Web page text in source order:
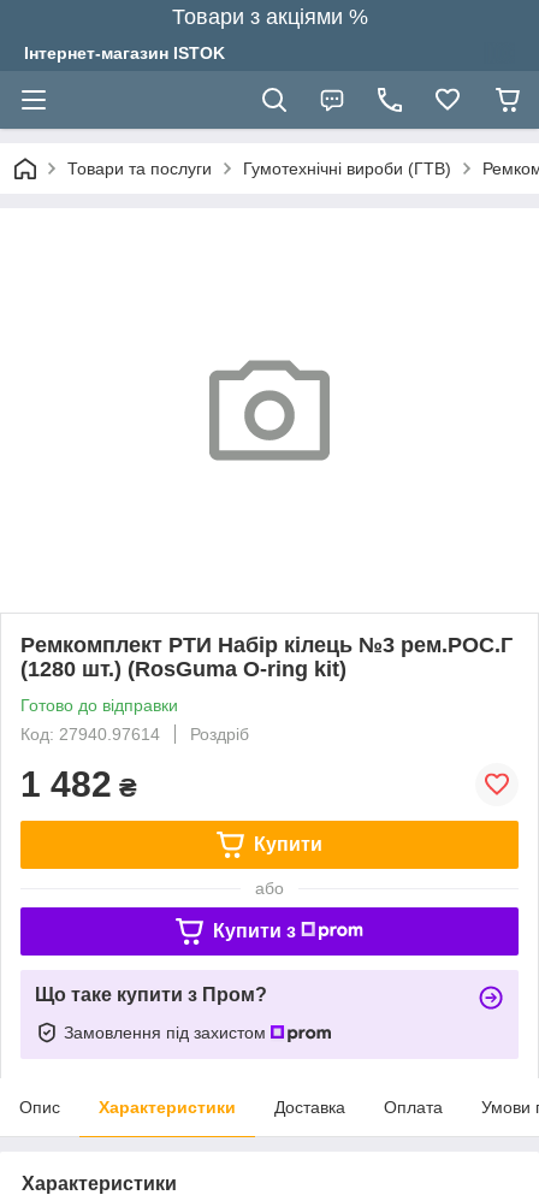
Товари з акціями %
Інтернет-магазин ISTOK
Товари та послуги Гумотехнічні вироби (ГТВ)
Ремкомплект РТИ Набір кілець №3 рем.РОС.Г
(1280 шт.) (RosGuma O-ring kit)
Готово до відправки
Код: 27940.97614
Роздріб
1 482 ₴
Купити
або
Купити з
Що таке купити з Пром?
Замовлення під захистом
Опис Характеристики Доставка Оплата Умови
Характеристики